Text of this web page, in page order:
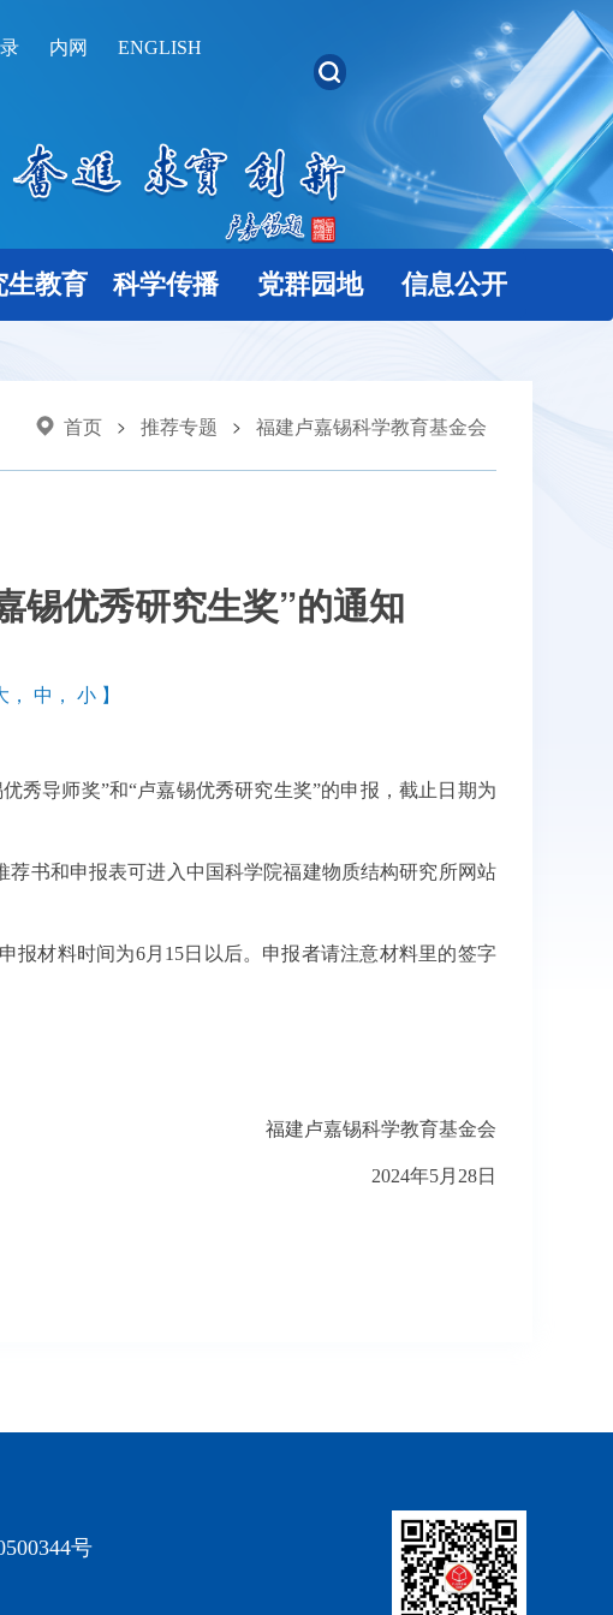
内网 ENGLISH
生教育 科学传播 党群园地 信息公开
首页 > 推荐专题 > 福建卢嘉锡科学教育基金会
锡优秀研究生奖”的通知
， 中 ， 小】
导师奖”和“卢嘉锡优秀研究生奖”的申报，截止日期为
书和申报表可进入中国科学院福建物质结构研究所网站
材料时间为6月15日以后。申报者请注意材料里的签字
福建卢嘉锡科学教育基金会
2024年5月28日
号